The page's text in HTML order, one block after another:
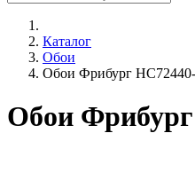
Каталог
Обои
Обои Фрибург
Обои